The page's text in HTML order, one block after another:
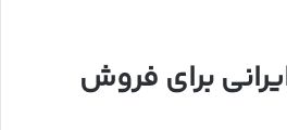
برای فروش